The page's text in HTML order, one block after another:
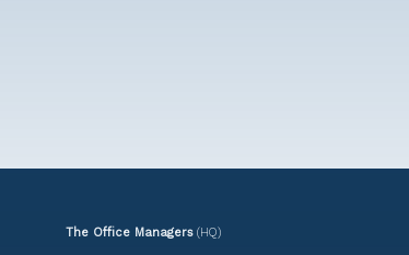
The Office Managers (HQ)